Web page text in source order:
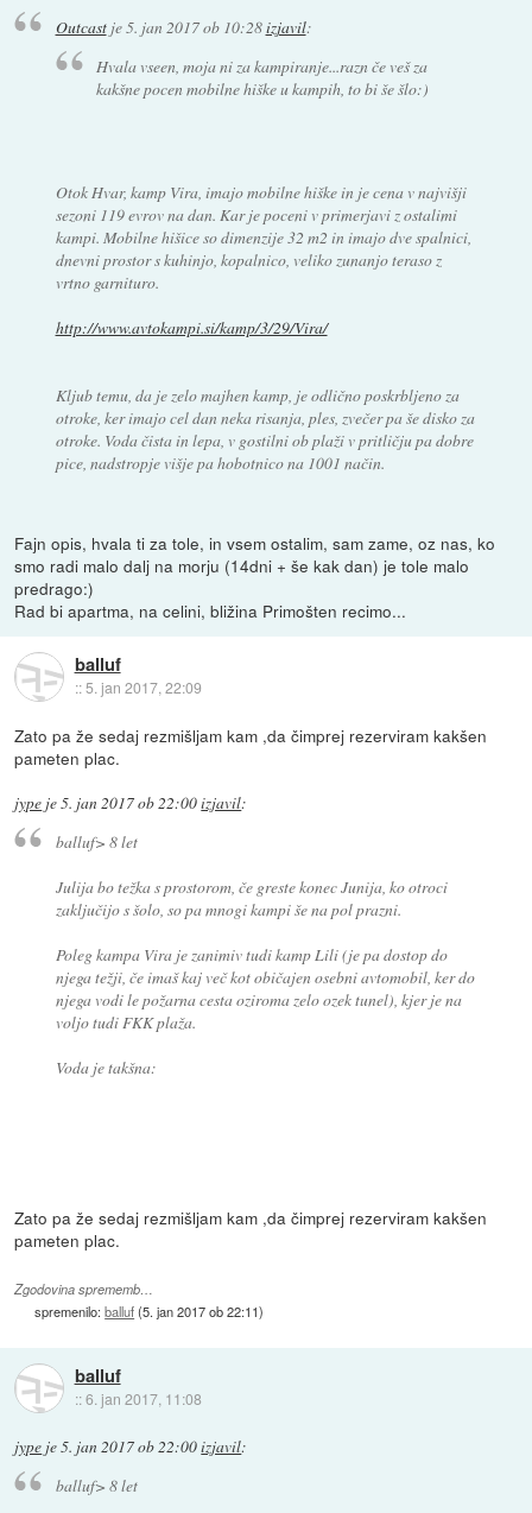
Outcastje5. jan 2017 ob 10:28izjavil:
Hvala vseen, moja ni za kampiranje...razn če veš za
kakšne pocen mobilne hiške u kampih, to bi še šlo:)
Otok Hvar, kamp Vira, imajo mobilne hiške in je cena v najvišji
sezoni 119 evrov na dan. Kar je poceni v primerjavi z ostalimi
kampi. Mobilne hišice so dimenzije 32 m2 in imajo dve spalnici,
dnevni prostor s kuhinjo, kopalnico, veliko zunanjo teraso z
vrtno garnituro.
http://www.avtokampi.si/kamp/3/29/Vira/
Kljub temu, da je zelo majhen kamp, je odlično poskrbljeno za
otroke, ker imajo cel dan neka risanja, ples, zvečer pa še disko za
otroke. Voda čista in lepa, v gostilni ob plaži v pritličju pa dobre
pice, nadstropje višje pa hobotnico na 1001 način.
Fajn opis, hvala ti za tole, in vsem ostalim, sam zame, oz nas, ko
smo radi malo dalj na morju (14dni + še kak dan) je tole malo
predrago:)
Rad bi apartma, na celini, bližina Primošten recimo...
balluf
::5. jan 2017, 22:09
Zato pa že sedaj rezmišljam kam ,da čimprej rezerviram kakšen
pameten plac.
jype je5. jan 2017 ob 22:00izjavil:
balluf> 8 let
Julija bo težka s prostorom, če greste konec Junija, ko otroci
zaključijo s šolo, so pa mnogi kampi še na pol prazni.
Poleg kampa Vira je zanimiv tudi kamp Lili (je pa dostop do
njega težji, če imaš kaj več kot običajen osebni avtomobil, ker do
njega vodi le požarna cesta oziroma zelo ozek tunel), kjer je na
voljo tudi FKK plaža.
Voda je takšna:
Zato pa že sedaj rezmišljam kam ,da čimprej rezerviram kakšen
pameten plac.
Zgodovina sprememb…
spremenilo:balluf(5. jan 2017 ob 22:11)
balluf
::6. jan 2017, 11:08
jype je5. jan 2017 ob 22:00izjavil:
balluf> 8 let